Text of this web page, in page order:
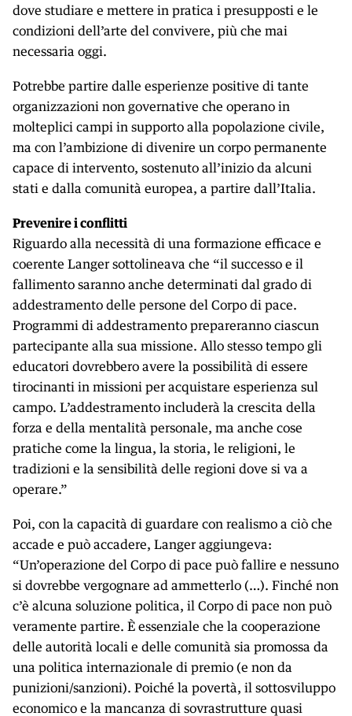
dove studiare e mettere in pratica i presupposti e le
condizioni dell’arte del convivere, più che mai
necessaria oggi.
Potrebbe partire dalle esperienze positive di tante
organizzazioni non governative che operano in
molteplici campi in supporto alla popolazione civile,
ma con l’ambizione di divenire un corpo permanente
capace di intervento, sostenuto all’inizio da alcuni
stati e dalla comunità europea, a partire dall’Italia.
Prevenire i conflitti
Riguardo alla necessità di una formazione efficace e
coerente Langer sottolineava che “il successo e il
fallimento saranno anche determinati dal grado di
addestramento delle persone del Corpo di pace.
Programmi di addestramento prepareranno ciascun
partecipante alla sua missione. Allo stesso tempo gli
educatori dovrebbero avere la possibilità di essere
tirocinanti in missioni per acquistare esperienza sul
campo. L’addestramento includerà la crescita della
forza e della mentalità personale, ma anche cose
pratiche come la lingua, la storia, le religioni, le
tradizioni e la sensibilità delle regioni dove si va a
operare.”
Poi, con la capacità di guardare con realismo a ciò che
accade e può accadere, Langer aggiungeva:
“Un’operazione del Corpo di pace può fallire e nessuno
si dovrebbe vergognare ad ammetterlo (…). Finché non
c’è alcuna soluzione politica, il Corpo di pace non può
veramente partire. È essenziale che la cooperazione
delle autorità locali e delle comunità sia promossa da
una politica internazionale di premio (e non da
punizioni/sanzioni). Poiché la povertà, il sottosviluppo
economico e la mancanza di sovrastrutture quasi